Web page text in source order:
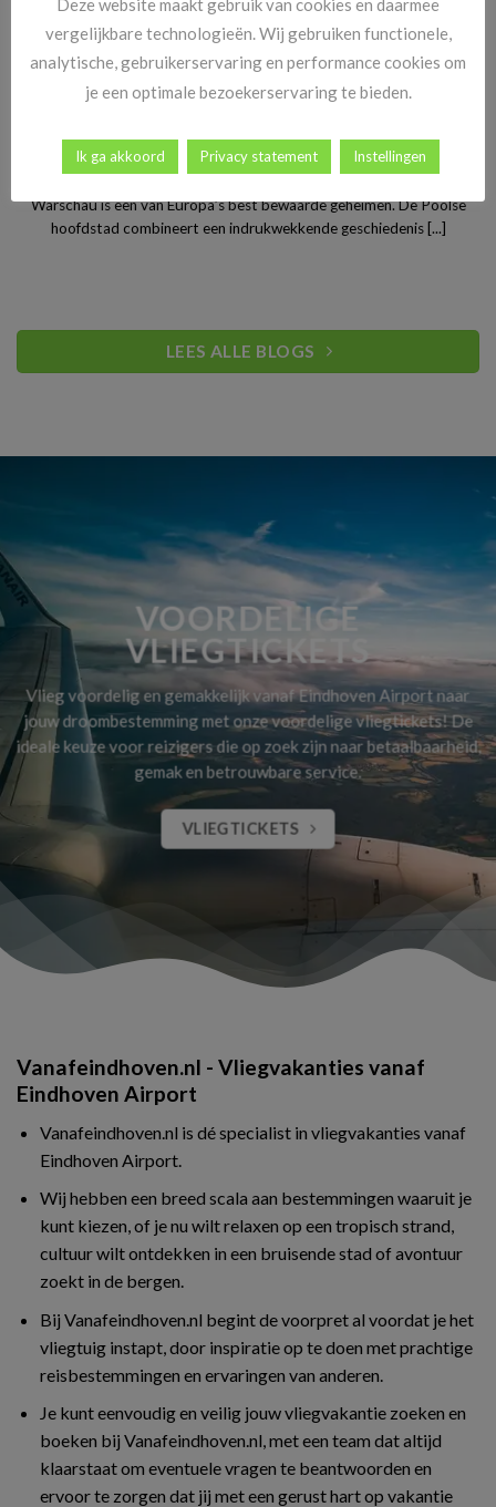
Stedentrip Warschau: ontdek de verrassende charme van
Polen’s bruisende hoofdstad
Warschau is een van Europa’s best bewaarde geheimen. De Poolse
hoofdstad combineert een indrukwekkende geschiedenis [...]
LEES ALLE BLOGS
VOORDELIGE
VLIEGTICKETS
Vlieg voordelig en gemakkelijk vanaf Eindhoven Airport naar
jouw droombestemming met onze voordelige vliegtickets! De
ideale keuze voor reizigers die op zoek zijn naar betaalbaarheid,
gemak en betrouwbare service.
VLIEGTICKETS
Vanafeindhoven.nl - Vliegvakanties vanaf
Eindhoven Airport
Vanafeindhoven.nl is dé specialist in vliegvakanties vanaf
Eindhoven Airport.
Wij hebben een breed scala aan bestemmingen waaruit je
kunt kiezen, of je nu wilt relaxen op een tropisch strand,
cultuur wilt ontdekken in een bruisende stad of avontuur
zoekt in de bergen.
Bij Vanafeindhoven.nl begint de voorpret al voordat je het
vliegtuig instapt, door inspiratie op te doen met prachtige
reisbestemmingen en ervaringen van anderen.
Je kunt eenvoudig en veilig jouw vliegvakantie zoeken en
boeken bij Vanafeindhoven.nl, met een team dat altijd
klaarstaat om eventuele vragen te beantwoorden en
ervoor te zorgen dat jij met een gerust hart op vakantie
Deze website maakt gebruik van cookies en daarmee
vergelijkbare technologieën. Wij gebruiken functionele,
analytische, gebruikerservaring en performance cookies om
je een optimale bezoekerservaring te bieden.
Ik ga akkoord Privacy statement Instellingen